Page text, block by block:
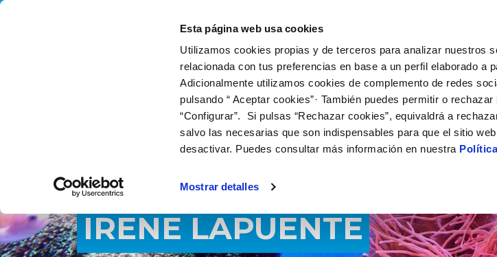
Esta página web usa cookies
Utilizamos cookies propias y de terceros para analizar nuestros
relacionada con tus preferencias en base a un perfil elaborado a
Adicionalmente utilizamos cookies de complemento de redes
pulsando “ Aceptar cookies”· También puedes permitir o
“Configurar”. Si pulsas “Rechazar cookies”, equivaldrá a
salvo las necesarias que son indispensables para que el sitio
desactivar. Puedes consultar más información en nuestra
Mostrar detalles
IRENE LAPUENTE